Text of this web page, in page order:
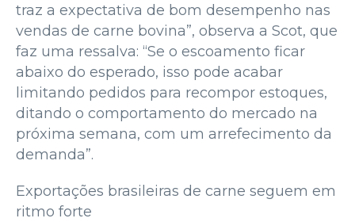
traz a expectativa de bom desempenho nas
vendas de carne bovina”, observa a Scot, que
faz uma ressalva: “Se o escoamento ficar
abaixo do esperado, isso pode acabar
limitando pedidos para recompor estoques,
ditando o comportamento do mercado na
próxima semana, com um arrefecimento da
demanda”.
Exportações brasileiras de carne seguem em
ritmo forte